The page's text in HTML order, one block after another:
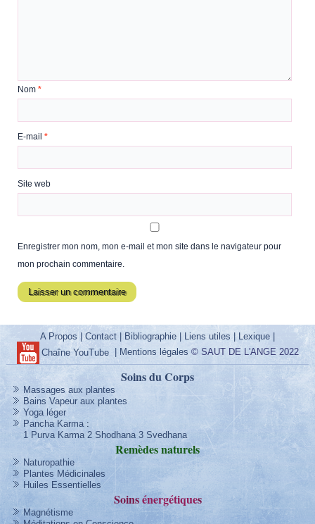
Nom*
E-mail*
Site web
Enregistrer mon nom, mon e-mail et mon site dans le navigateur pour
mon prochain commentaire.
A Propos |Contact Bibliographie Liens utiles Lexique
Chaîne YouTube| Mentions légales © SAUT DE L'ANGE 2022
Soins du Corps
Massages aux plantes
Bains Vapeur aux plantes
Yoga léger
Pancha Karma:
1 Purva Karma 2 Shodhana 3 Svedhana
Remèdesnaturels
Naturopathie
Plantes Médicinales
Huiles Essentielles
Soinsénergétiques
Magnétisme